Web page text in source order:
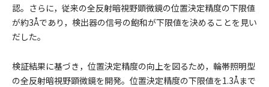
認。さらに，従来の全反射暗視野顕微鏡の位置決定精度の下限値
が約3Åであり，検出器の信号の飽和が下限値を決めることを見い
だした。
検証結果に基づき，位置決定精度の向上を図るため，輪帯照明型
の全反射暗視野顕微鏡を開発。位置決定精度の下限値を1.3Åまで